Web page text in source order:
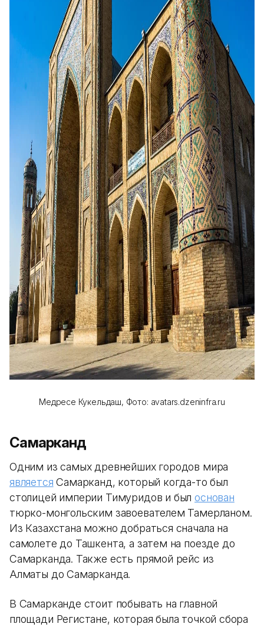
Медресе Кукельдаш, Фото: avatars.dzeninfra.ru
Самарканд
Одним из самых древнейших городов мира
является Самарканд, который когда-то был
столицей империи Тимуридов и былоснован
тюрко-монгольским завоевателем Тамерланом.
Из Казахстана можно добраться сначала на
самолете до Ташкента, а затем на поезде до
Самарканда. Также есть прямой рейс из
Алматы до Самарканда.
В Самарканде стоит побывать на главной
площади Регистане, которая была точкой сбора